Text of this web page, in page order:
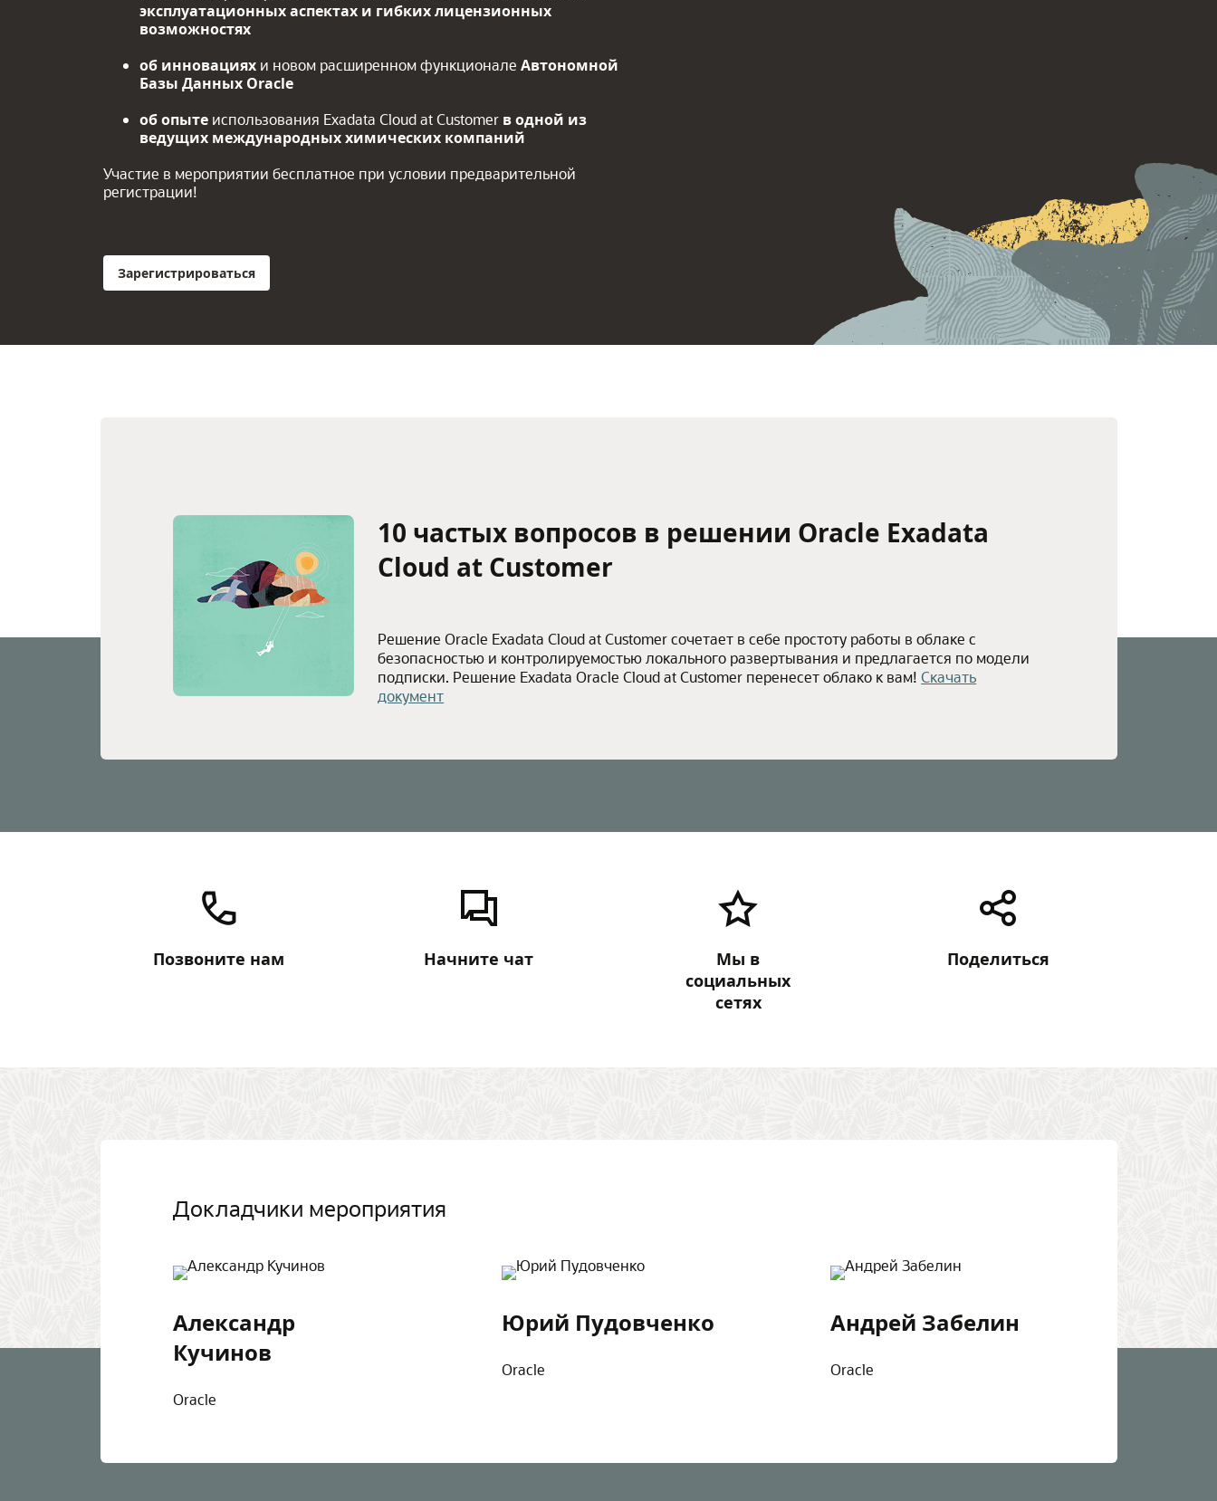
эксплуатационных аспектах и гибких лицензионных
возможностях
об инновациях и новом расширенном функционалеАвтономной
Базы Данных Oracle
об опыте использования Exadata Cloud at Customer в одной из
ведущих международных химических компаний
Участие в мероприятии бесплатное при условии предварительной
регистрации!
Зарегистрироваться
10 частых вопросов в решении Oracle Exadata
Cloud at Customer
Решение Oracle Exadata Cloud at Customer сочетает в себе простоту работы в облаке с
безопасностью и контролируемостью локального развертывания и предлагается по модели
подписки. Решение Exadata Oracle Cloud at Customer перенесет облако к вам!Скачать
документ
Позвоните нам Начните чат
Мы в
социальных
сетях
Поделиться
Докладчики мероприятия
Александр
Кучинов
Oracle
Юрий Пудовченко
Oracle
Андрей Забелин
Oracle